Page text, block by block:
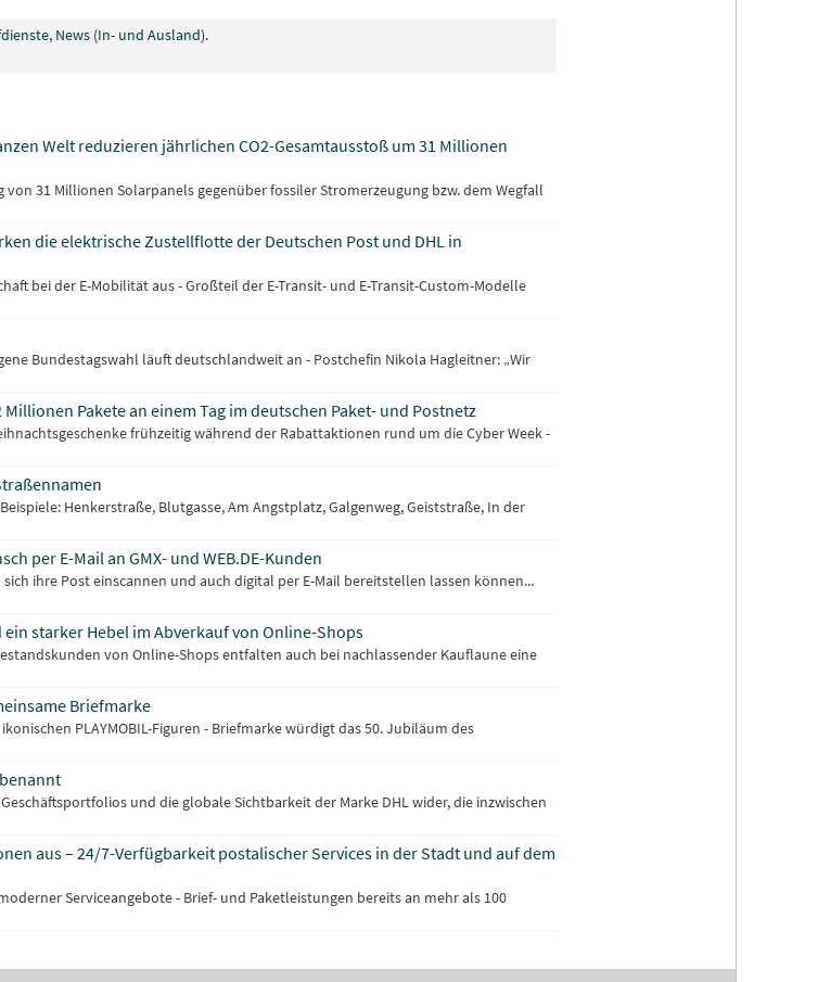
, News (In- und Ausland).
Welt reduzieren jährlichen CO2-Gesamtausstoß um 31 Millionen
31 Millionen Solarpanels gegenüber fossiler Stromerzeugung bzw. dem Wegfall
die elektrische Zustellflotte der Deutschen Post und DHL in
bei der E-Mobilität aus - Großteil der E-Transit- und E-Transit-Custom-Modelle
Bundestagswahl läuft deutschlandweit an - Postchefin Nikola Hagleitner: „Wir
Pakete an einem Tag im deutschen Paket- und Postnetz
frühzeitig während der Rabattaktionen rund um die Cyber Week -
Henkerstraße, Blutgasse, Am Angstplatz, Galgenweg, Geiststraße, In der
per E-Mail an GMX- und WEB.DE-Kunden
ihre Post einscannen und auch digital per E-Mail bereitstellen lassen können...
starker Hebel im Abverkauf von Online-Shops
von Online-Shops entfalten auch bei nachlassender Kauflaune eine
Briefmarke
PLAYMOBIL-Figuren - Briefmarke würdigt das 50. Jubiläum des
und die globale Sichtbarkeit der Marke DHL wider, die inzwischen
aus – 24/7-Verfügbarkeit postalischer Services in der Stadt und auf dem
Serviceangebote - Brief- und Paketleistungen bereits an mehr als 100